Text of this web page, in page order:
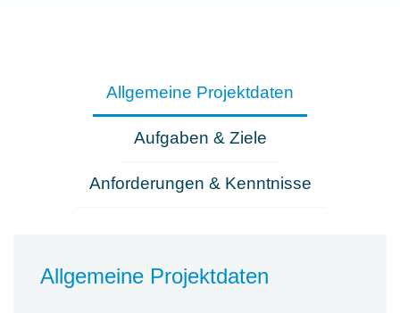
Allgemeine Projektdaten
Aufgaben & Ziele
Anforderungen & Kenntnisse
Allgemeine Projektdaten